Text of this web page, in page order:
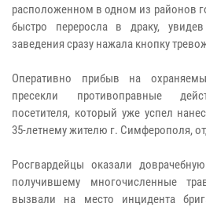
расположенном в одном из районов
быстро переросла в драку,
заведения сразу нажала кнопку
Оперативно прибыв на
пресекли противоправные
посетителя, который уже успел
35-летнему жителю г. Симферополя,
Росгвардейцы оказали
получившему многочисленные
вызвали на место инцидента